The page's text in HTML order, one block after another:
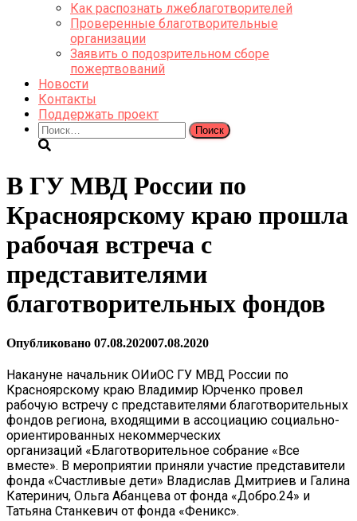
Как распознать лжеблаготворителей
Проверенные благотворительные
организации
Заявить о подозрительном сборе
пожертвований
Новости
Контакты
Поддержать проект
Найти:
В ГУ МВД России по
Красноярскому краю прошла
рабочая встреча с
представителями
благотворительных фондов
Опубликовано 07.08.202007.08.2020
Накануне начальник ОИиОС ГУ МВД России по
Красноярскому краю Владимир Юрченко провел
рабочую встречу с представителями благотворительных
фондов региона, входящими в ассоциацию cоциально-
ориентированных некоммерческих
организаций «Благотворительное собрание «Все
вместе». В мероприятии приняли участие представители
фонда «Счастливые дети» Владислав Дмитриев и Галина
Катеринич, Ольга Абанцева от фонда «Добро.24» и
Татьяна Станкевич от фонда «Феникс».